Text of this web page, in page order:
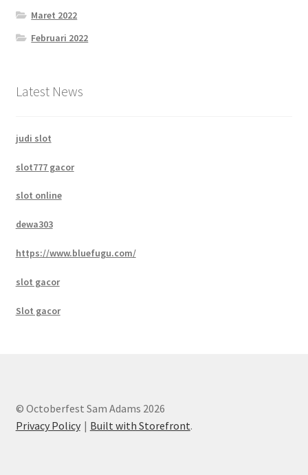
Maret 2022
Februari 2022
Latest News
judi slot
slot777 gacor
slot online
dewa303
https://www.bluefugu.com/
slot gacor
Slot gacor
© Octoberfest Sam Adams 2026
Privacy Policy
Built with Storefront.